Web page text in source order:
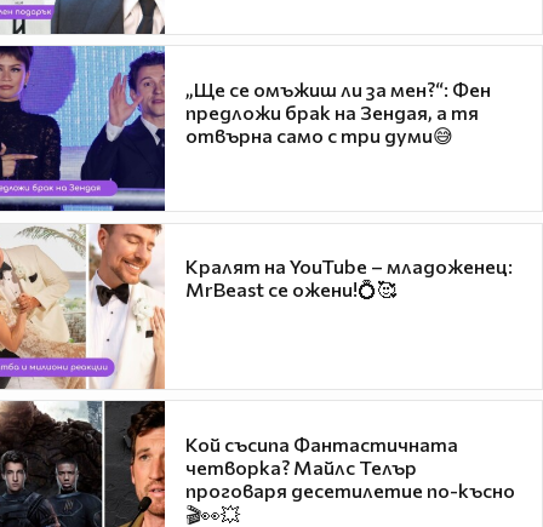
„Ще се омъжиш ли за мен?“: Фен
предложи брак на Зендая, а тя
отвърна само с три думи😅
Кралят на YouTube – младоженец:
MrBeast се ожени!💍🥰
Кой съсипа Фантастичната
четворка? Майлс Телър
проговаря десетилетие по-късно
🎬👀💥